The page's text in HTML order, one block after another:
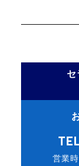
セ
営業